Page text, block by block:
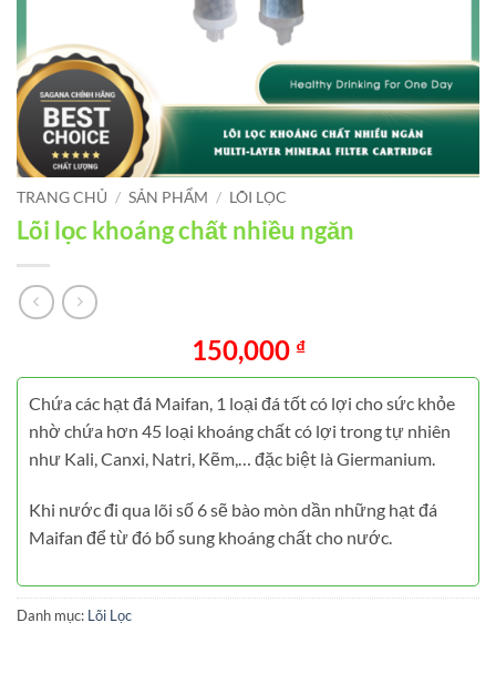
TRANG CHỦ / SẢN PHẨM / LÕI LỌC
Lõi lọc khoáng chất nhiều ngăn
150,000 ₫
Chứa các hạt đá Maifan, 1 loại đá tốt có lợi cho sức khỏe
nhờ chứa hơn 45 loại khoáng chất có lợi trong tự nhiên
như Kali, Canxi, Natri, Kẽm,… đặc biệt là Giermanium.
Khi nước đi qua lõi số 6 sẽ bào mòn dần những hạt đá
Maifan để từ đó bổ sung khoáng chất cho nước.
Danh mục: Lõi Lọc